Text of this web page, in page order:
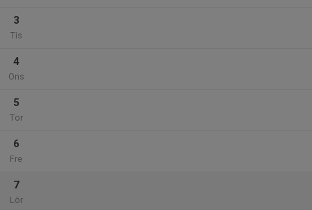
3
Tis
4
Ons
5
Tor
6
Fre
7
Lör